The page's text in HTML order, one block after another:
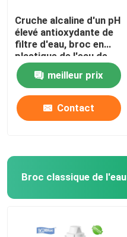
Cruche alcaline d'un pH
élevé antioxydante de
filtre d'eau, broc en
plastique de l'eau de
Wellblue
meilleur prix
Contact
Broc classique de l'eau